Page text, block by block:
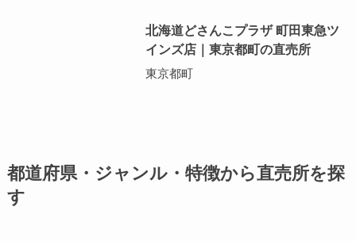
北海道どさんこプラザ 町田東急ツ
インズ店｜東京都町の直売所
東京都町
都道府県・ジャンル・特徴から直売所を探
す